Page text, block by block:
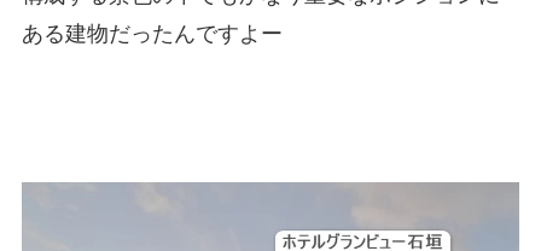
ある建物だったんですよー